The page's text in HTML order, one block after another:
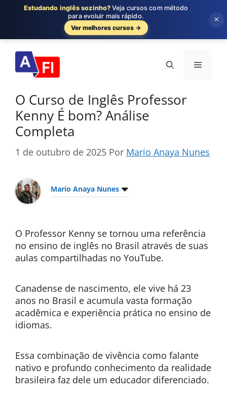
para
conteúdo
Menu
O Curso de Inglês Professor
Kenny É bom? Análise
Completa
1 de outubro de 2025 Por Mario Anaya Nunes
Mario Anaya Nunes
O Professor Kenny se tornou uma referência
no ensino de inglês no Brasil através de suas
aulas compartilhadas no YouTube.
Canadense de nascimento, ele vive há 23
anos no Brasil e acumula vasta formação
acadêmica e experiência prática no ensino de
idiomas.
Essa combinação de vivência como falante
nativo e profundo conhecimento da realidade
brasileira faz dele um educador diferenciado.
Estudando inglês sozinho? Veja cursos com método
para evoluir mais rápido.
Ver melhores cursos →
×